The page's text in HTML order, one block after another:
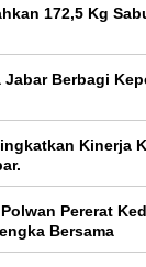
172,5 Kg
Jabar Berbagi
Kinerja
Pererat
Bersama